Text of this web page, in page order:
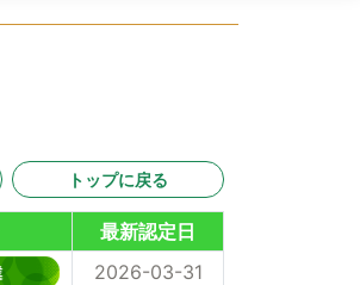
トップに戻る
最新認定日
2026-03-31